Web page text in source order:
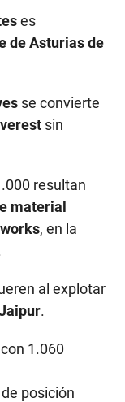
es
de Asturias de
se convierte
sin
resultan
material
, en la
al explotar
.
1.060
posición